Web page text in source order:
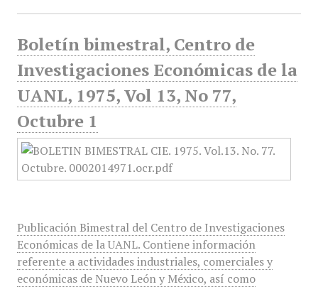
Boletín bimestral, Centro de
Investigaciones Económicas de la
UANL, 1975, Vol 13, No 77,
Octubre 1
Publicación Bimestral del Centro de Investigaciones
Económicas de la UANL. Contiene información
referente a actividades industriales, comerciales y
económicas de Nuevo León y México, así como